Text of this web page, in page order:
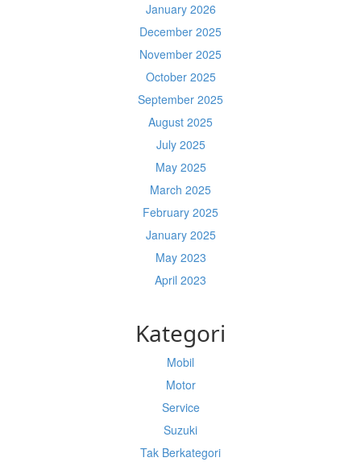
January 2026
December 2025
November 2025
October 2025
September 2025
August 2025
July 2025
May 2025
March 2025
February 2025
January 2025
May 2023
April 2023
Kategori
Mobil
Motor
Service
Suzuki
Tak Berkategori